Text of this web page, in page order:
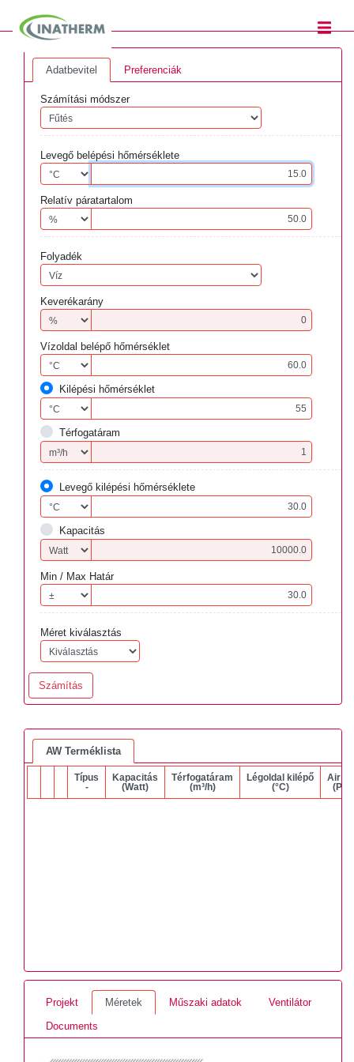
Adatbevitel Preferenciák
Számítási módszer
Levegő belépési hőmérséklete
Relatív páratartalom
Folyadék
Keverékarány
Vízoldal belépő hőmérséklet
Kilépési hőmérséklet
Térfogatáram
Levegő kilépési hőmérséklete
Kapacitás
Min / Max Határ
Méret kiválasztás
Számítás
AW Terméklista
Típus
-
Kapacitás
(Watt)
Térfogatáram
(m³/h)
Légoldal kilépő
(°C)
Air
(Pa)
Projekt Méretek Műszaki adatok
Ventilátor
Documents